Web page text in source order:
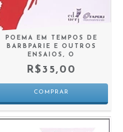
POEMA EM TEMPOS DE
BARBPARIE E OUTROS
ENSAIOS, O
R$35,00